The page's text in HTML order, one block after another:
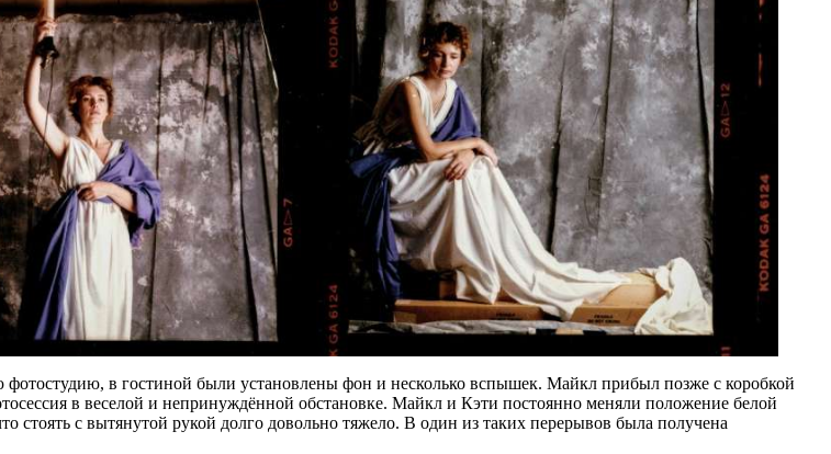
в гостиной были установлены фон и несколько вспышек. Майкл прибыл позже с коробкой
в веселой и непринуждённой обстановке. Майкл и Кэти постоянно меняли положение белой
с вытянутой рукой долго довольно тяжело. В один из таких перерывов была получена